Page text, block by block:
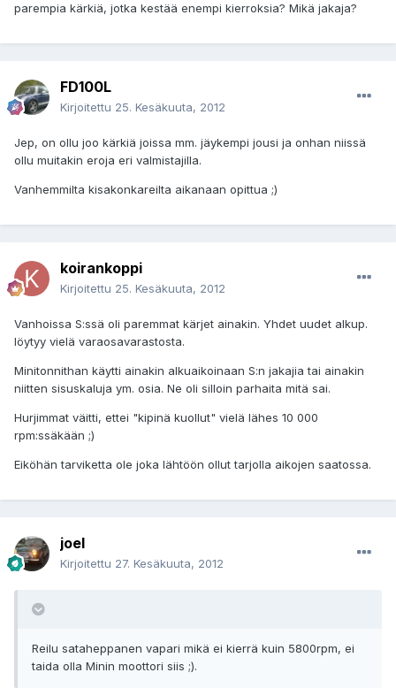
parempia kärkiä, jotka kestää enempi kierroksia? Mikä jakaja?
FD100L
Kirjoitettu 25. Kesäkuuta, 2012
Jep, on ollu joo kärkiä joissa mm. jäykempi jousi ja onhan niissä
ollu muitakin eroja eri valmistajilla.
Vanhemmilta kisakonkareilta aikanaan opittua ;)
koirankoppi
Kirjoitettu 25. Kesäkuuta, 2012
Vanhoissa S:ssä oli paremmat kärjet ainakin. Yhdet uudet alkup.
löytyy vielä varaosavarastosta.
Minitonnithan käytti ainakin alkuaikoinaan S:n jakajia tai ainakin
niitten sisuskaluja ym. osia. Ne oli silloin parhaita mitä sai.
Hurjimmat väitti, ettei "kipinä kuollut" vielä lähes 10 000
rpm:ssäkään ;)
Eiköhän tarviketta ole joka lähtöön ollut tarjolla aikojen saatossa.
joel
Kirjoitettu 27. Kesäkuuta, 2012
Reilu sataheppanen vapari mikä ei kierrä kuin 5800rpm, ei
taida olla Minin moottori siis ;).